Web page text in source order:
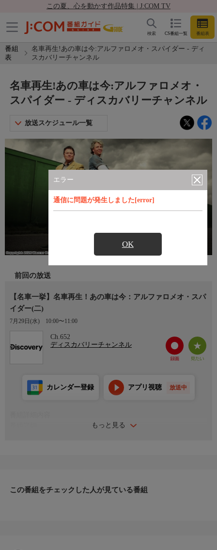
この夏、心を動かす作品特集 | J:COM TV
CS番組一覧 番組表
検索
番組
表
名車再生!あの車は今:アルファロメオ・スパイダー - ディ
スカバリーチャンネル
エラー
通信に問題が発生しました[error]
OK
名車再生!あの車は今:アルファロメオ・
スパイダー - ディスカバリーチャンネル
放送スケジュール一覧
前回の放送
【名車一挙】名車再生！あの車は今：アルファロメオ・スパ
イダー(二)
7月29日(水) 10:00〜11:00
Ch.652
ディスカバリーチャンネル
もっと見る
カレンダー登録 アプリ視聴 放送中
この番組をチェックした人が見ている番組